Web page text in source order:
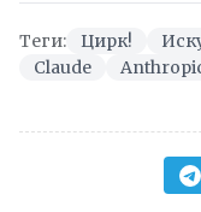
Теги: Цирк!
Claude